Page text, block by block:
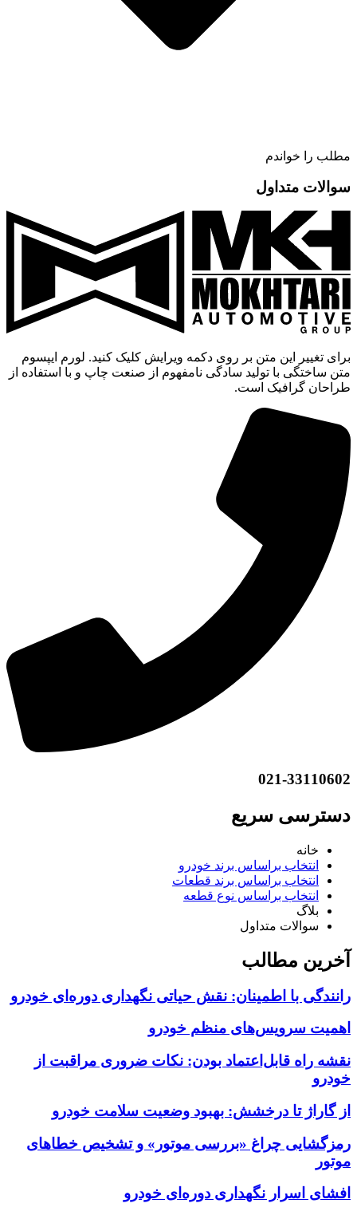
مطلب را خواندم
سوالات متداول
برای تغییر این متن بر روی دکمه ویرایش کلیک کنید. لورم ایپسوم
متن ساختگی با تولید سادگی نامفهوم از صنعت چاپ و با استفاده از
طراحان گرافیک است.
021-33110602
دسترسی سریع
خانه
انتخاب براساس برند خودرو
انتخاب براساس برند قطعات
انتخاب براساس نوع قطعه
بلاگ
سوالات متداول
آخرین مطالب
رانندگی با اطمینان: نقش حیاتی نگهداری دوره‌ای خودرو
اهمیت سرویس‌های منظم خودرو
نقشه راه قابل‌اعتماد بودن: نکات ضروری مراقبت از
خودرو
از گاراژ تا درخشش: بهبود وضعیت سلامت خودرو
رمزگشایی چراغ «بررسی موتور» و تشخیص خطاهای
موتور
افشای اسرار نگهداری دوره‌ای خودرو